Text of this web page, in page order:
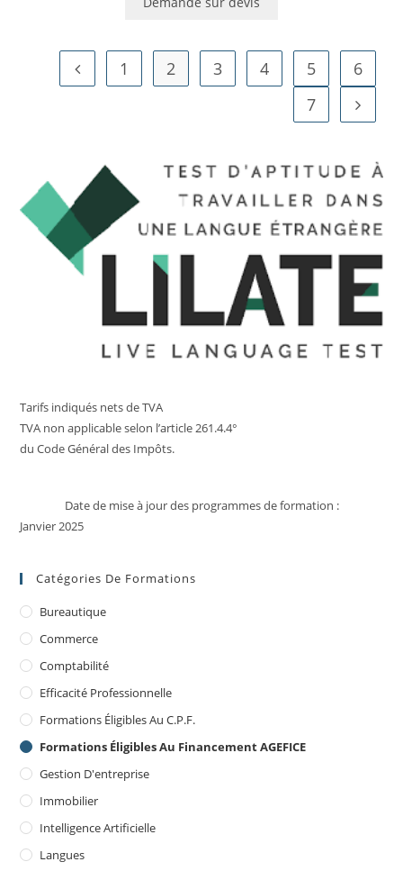
1 2 3 4 5
6
7
Tarifs indiqués nets de TVA
TVA non applicable selon l’article 261.4.4°
du Code Général des Impôts.
Date de mise à jour des programmes de formation :
Janvier 2025
Catégories De Formations
Bureautique
Commerce
Comptabilité
Efficacité Professionnelle
Formations Éligibles Au C.P.F.
Formations Éligibles Au Financement AGEFICE
Gestion D'entreprise
Immobilier
Intelligence Artificielle
Langues